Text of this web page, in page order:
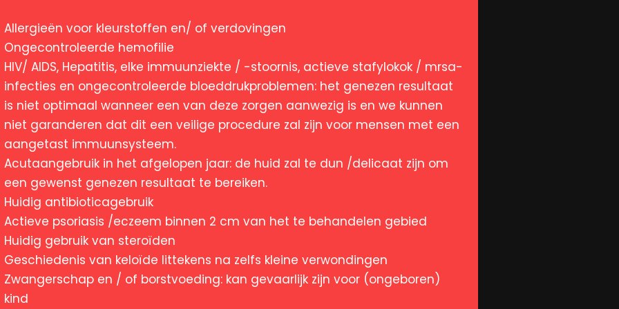
Allergieën voor kleurstoffen en/ of verdovingen
Ongecontroleerde hemofilie
HIV/ AIDS, Hepatitis, elke immuunziekte / -stoornis, actieve stafylokok / mrsa-
infecties en ongecontroleerde bloeddrukproblemen: het genezen resultaat
is niet optimaal wanneer een van deze zorgen aanwezig is en we kunnen
niet garanderen dat dit een veilige procedure zal zijn voor mensen met een
aangetast immuunsysteem.
Acutaangebruik in het afgelopen jaar: de huid zal te dun /delicaat zijn om
een gewenst genezen resultaat te bereiken.
Huidig antibioticagebruik
Actieve psoriasis /eczeem binnen 2 cm van het te behandelen gebied
Huidig gebruik van steroïden
Geschiedenis van keloïde littekens na zelfs kleine verwondingen
Zwangerschap en / of borstvoeding: kan gevaarlijk zijn voor (ongeboren)
kind